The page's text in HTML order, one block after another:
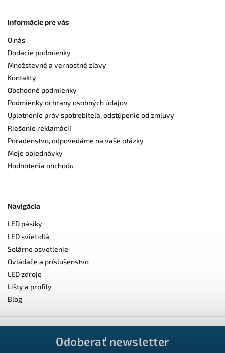
Informácie pre vás
O nás
Dodacie podmienky
Množstevné a vernostné zľavy
Kontakty
Obchodné podmienky
Podmienky ochrany osobných údajov
Uplatnenie práv spotrebiteľa, odstúpenie od zmluvy
Riešenie reklamácií
Poradenstvo, odpovedáme na vaše otázky
Moje objednávky
Hodnotenia obchodu
Navigácia
LED pásiky
LED svietidlá
Solárne osvetlenie
Ovládače a príslušenstvo
LED zdroje
Lišty a profily
Blog
Odoberať newsletter